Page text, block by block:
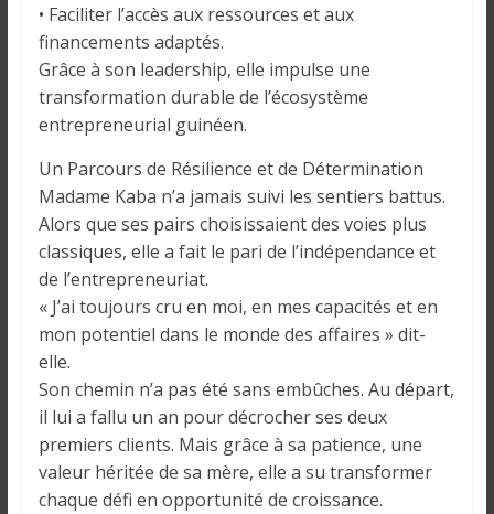
• Faciliter l’accès aux ressources et aux
financements adaptés.
Grâce à son leadership, elle impulse une
transformation durable de l’écosystème
entrepreneurial guinéen.
Un Parcours de Résilience et de Détermination
Madame Kaba n’a jamais suivi les sentiers battus.
Alors que ses pairs choisissaient des voies plus
classiques, elle a fait le pari de l’indépendance et
de l’entrepreneuriat.
« J’ai toujours cru en moi, en mes capacités et en
mon potentiel dans le monde des affaires » dit-
elle.
Son chemin n’a pas été sans embûches. Au départ,
il lui a fallu un an pour décrocher ses deux
premiers clients. Mais grâce à sa patience, une
valeur héritée de sa mère, elle a su transformer
chaque défi en opportunité de croissance.